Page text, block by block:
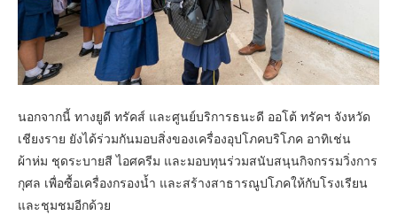
นอกจากนี้ ทางยูดี ทรัคส์ และศูนย์บริการธนะดี ออโต้ ทรัคฯ จังหวัด
เชียงราย ยังได้ร่วมกันมอบสิ่งของเครื่องอุปโภคบริโภค อาทิเช่น
ผ้าห่ม ชุดระบายสี ไอศครีม และมอบทุนร่วมสนับสนุนกิจกรรมวิ่งการ
กุศล เพื่อซื้อเครื่องกรองน้ำ และสร้างสาธารณูปโภคให้กับโรงเรียน
และชุมชมอีกด้วย